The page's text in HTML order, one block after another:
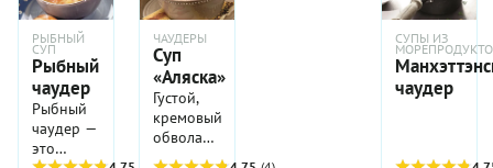
РЫБНЫЙ
СУП
Рыбный
чаудер
Рыбный
чаудер —
это
ЧАУДЕРЫ
Суп
«Аляска»
Густой,
кремовый,
обволакивающий,
с
СУПЫ ИЗ
чаудер